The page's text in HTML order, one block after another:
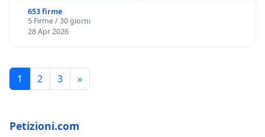
653 firme
5 Firme / 30 giorni
28 Apr 2026
1 2 3 »
Petizioni.com